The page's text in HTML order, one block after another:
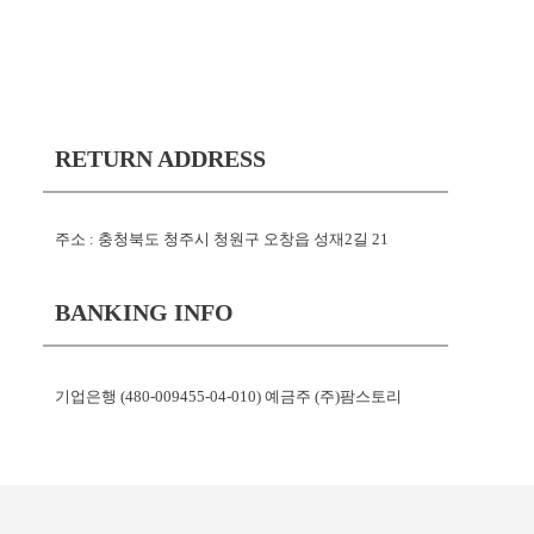
RETURN ADDRESS
주소 : 충청북도 청주시 청원구 오창읍 성재2길 21
BANKING INFO
기업은행 (480-009455-04-010) 예금주 (주)팜스토리